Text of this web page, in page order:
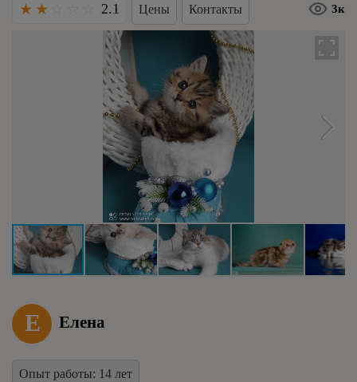
3к
2.1 Цены Контакты
Е Елена
Опыт работы: 14 лет